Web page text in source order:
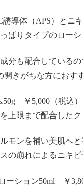
誘導体（APS）とニ
ぱりタイプのローシ
分も配合している
開きがちな方におす
50g ￥5,000（税込
上限まで配合したク
モンを補い美肌へ
の崩れによるニキビ
ーション50ml ￥